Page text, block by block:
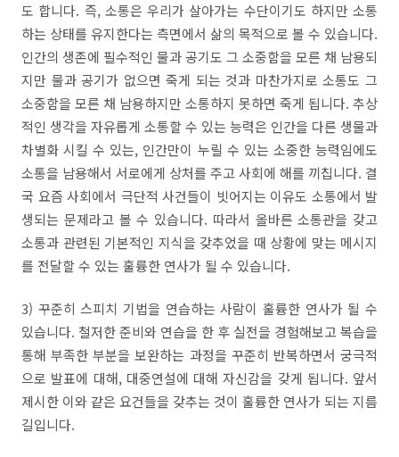
도 합니다. 즉, 소통은 우리가 살아가는 수단이기도 하지만 소통
하는 상태를 유지한다는 측면에서 삶의 목적으로 볼 수 있습니다.
인간의 생존에 필수적인 물과 공기도 그 소중함을 모른 채 남용되
지만 물과 공기가 없으면 죽게 되는 것과 마찬가지로 소통도 그
소중함을 모른 채 남용하지만 소통하지 못하면 죽게 됩니다. 추상
적인 생각을 자유롭게 소통할 수 있는 능력은 인간을 다른 생물과
차별화 시킬 수 있는, 인간만이 누릴 수 있는 소중한 능력임에도
소통을 남용해서 서로에게 상처를 주고 사회에 해를 끼칩니다. 결
국 요즘 사회에서 극단적 사건들이 빗어지는 이유도 소통에서 발
생되는 문제라고 볼 수 있습니다. 따라서 올바른 소통관을 갖고
소통과 관련된 기본적인 지식을 갖추었을 때 상황에 맞는 메시지
를 전달할 수 있는 훌륭한 연사가 될 수 있습니다.
3) 꾸준히 스피치 기법을 연습하는 사람이 훌륭한 연사가 될 수
있습니다. 철저한 준비와 연습을 한 후 실전을 경험해보고 복습을
통해 부족한 부분을 보완하는 과정을 꾸준히 반복하면서 궁극적
으로 발표에 대해, 대중연설에 대해 자신감을 갖게 됩니다. 앞서
제시한 이와 같은 요건들을 갖추는 것이 훌륭한 연사가 되는 지름
길입니다.